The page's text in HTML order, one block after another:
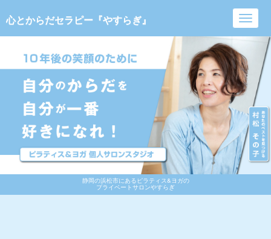
静岡の浜松市にあるピラティス&ヨガの
プライベートサロンやすらぎ
心とからだセラピー『やすらぎ』